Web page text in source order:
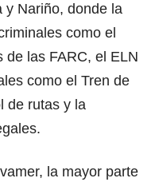
y Nariño, donde la
como el
de las FARC, el ELN
como el Tren de
de rutas y la
la mayor parte